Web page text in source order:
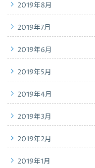
2019年8月
2019年7月
2019年6月
2019年5月
2019年4月
2019年3月
2019年2月
2019年1月